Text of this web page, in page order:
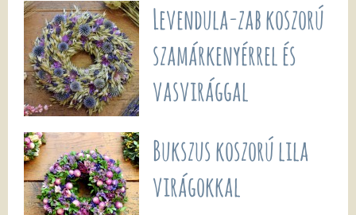
Levendula-zab koszorú
szamárkenyérrel és
vasvirággal
Bukszus koszorú lila
virágokkal